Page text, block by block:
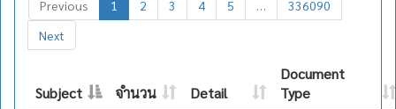
Previous 1 2 3 4 5 …
336090
Next
Subject จำนวน Detail
Document
Type